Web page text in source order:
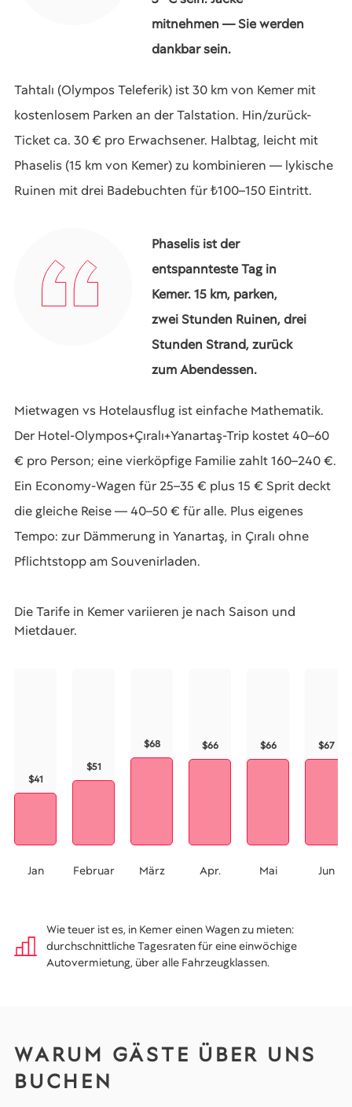
mitnehmen — Sie werden
dankbar sein.
Tahtalı (Olympos Teleferik) ist 30 km von Kemer mit
kostenlosem Parken an der Talstation. Hin/zurück-
Ticket ca. 30 € pro Erwachsener. Halbtag, leicht mit
Phaselis (15 km von Kemer) zu kombinieren — lykische
Ruinen mit drei Badebuchten für ₺100–150 Eintritt.
Phaselis ist der
entspannteste Tag in
Kemer. 15 km, parken,
zwei Stunden Ruinen, drei
Stunden Strand, zurück
zum Abendessen.
Mietwagen vs Hotelausflug ist einfache Mathematik.
Der Hotel-Olympos+Çıralı+Yanartaş-Trip kostet 40–60
€ pro Person; eine vierköpfige Familie zahlt 160–240 €.
Ein Economy-Wagen für 25–35 € plus 15 € Sprit deckt
die gleiche Reise — 40–50 € für alle. Plus eigenes
Tempo: zur Dämmerung in Yanartaş, in Çıralı ohne
Pflichtstopp am Souvenirladen.
Die Tarife in Kemer variieren je nach Saison und
Mietdauer.
$41
$51
$68 $66 $66 $67
Jan Februar März Apr. Mai Jun
Wie teuer ist es, in Kemer einen Wagen zu mieten:
durchschnittliche Tagesraten für eine einwöchige
Autovermietung, über alle Fahrzeugklassen.
WARUM GÄSTE ÜBER UNS
BUCHEN